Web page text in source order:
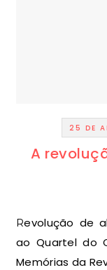
25 DE
A
Revolução de abril de 1974, ruas de Lisboa.Cerco
ao Quartel do
Memórias da